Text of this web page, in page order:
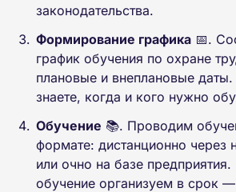
законодательства.
Формирование графика 📅.
график обучения по охране
плановые и внеплановые
знаете, когда и кого нужно
Обучение 📚. Проводим
формате: дистанционно через
или очно на базе
обучение организуем в срок